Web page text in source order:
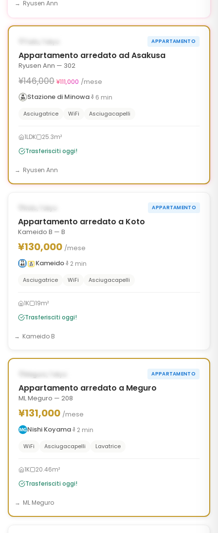
Ryusen Ann
‹ ›
APPARTAMENTO
Appartamento arredato ad Asakusa
Ryusen Ann — 302
¥146,000 ¥111,000 /mese
Stazione di Minowa
6 min
Asciugatrice WiFi Asciugacapelli
1LDK
25.3m²
Trasferisciti oggi!
Ryusen Ann
Koto, Tokyo APPARTAMENTO
Appartamento arredato a Koto
Kameido B — B
¥130,000 /mese
Kameido
2 min
Asciugatrice WiFi Asciugacapelli
1K
19m²
Trasferisciti oggi!
Kameido B
DISPONIBILE ORA
‹ ›
Meguro, Tokyo APPARTAMENTO
Appartamento arredato a Meguro
ML Meguro — 208
¥131,000 /mese
Nishi Koyama
2 min
WiFi Asciugacapelli Lavatrice
1K
20.46m²
Trasferisciti oggi!
ML Meguro